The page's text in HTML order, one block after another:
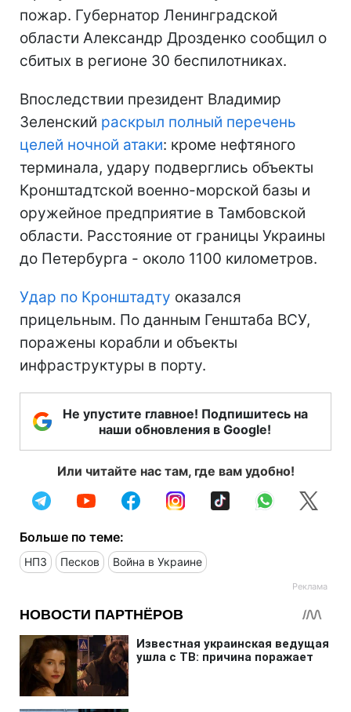
пожар. Губернатор Ленинградской
области Александр Дрозденко сообщил о
сбитых в регионе 30 беспилотниках.
Впоследствии президент Владимир
Зеленский раскрыл полный перечень
целей ночной атаки: кроме нефтяного
терминала, удару подверглись объекты
Кронштадтской военно-морской базы и
оружейное предприятие в Тамбовской
области. Расстояние от границы Украины
до Петербурга - около 1100 километров.
Удар по Кронштадту оказался
прицельным. По данным Генштаба ВСУ,
поражены корабли и объекты
инфраструктуры в порту.
Не упустите главное! Подпишитесь на
наши обновления в Google!
Или читайте нас там, где вам удобно!
Больше по теме:
НПЗ Песков Война в Украине